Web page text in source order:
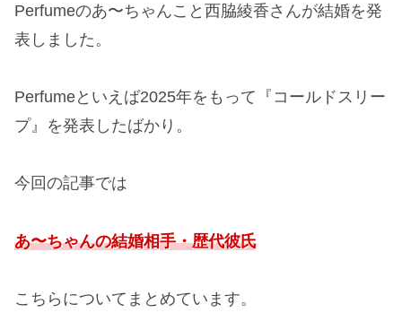
Perfumeのあ〜ちゃんこと西脇綾香さんが結婚を発
表しました。
Perfumeといえば2025年をもって『コールドスリー
プ』を発表したばかり。
今回の記事では
あ〜ちゃんの結婚相手・歴代彼氏
こちらについてまとめています。